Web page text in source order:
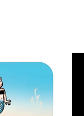
ကတော့..
ာ ဖြစ်သည်။